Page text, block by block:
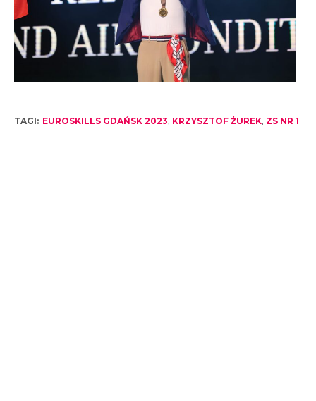
TAGI: EUROSKILLS GDAŃSK 2023, KRZYSZTOF ŻUREK, ZS NR 1